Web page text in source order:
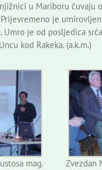
u Mariboru čuvaju
je
Umro je od posljedica
kod Rakeka. (a.k.m.)
mag.
Zvezdan